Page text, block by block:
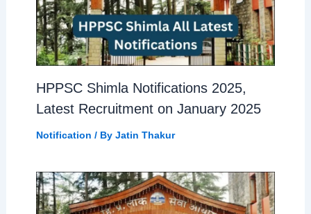
HPPSC Shimla Notifications 2025,
Latest Recruitment on January 2025
Notification / By Jatin Thakur